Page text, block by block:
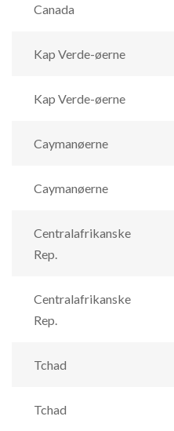
Canada
Kap Verde-øerne
Kap Verde-øerne
Caymanøerne
Caymanøerne
Centralafrikanske
Rep.
Centralafrikanske
Rep.
Tchad
Tchad